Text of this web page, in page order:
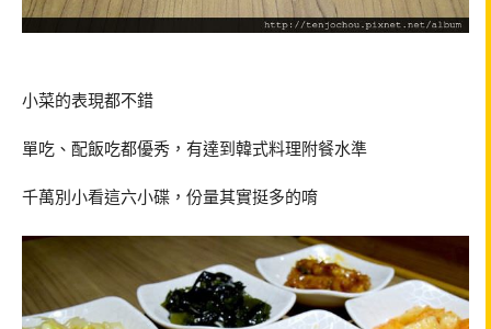
小菜的表現都不錯
單吃、配飯吃都優秀，有達到韓式料理附餐水準
千萬別小看這六小碟，份量其實挺多的唷